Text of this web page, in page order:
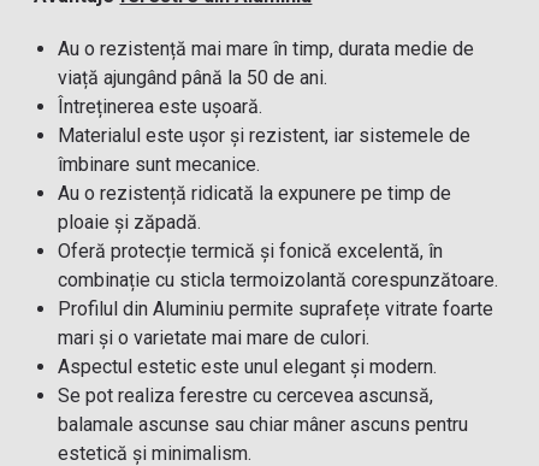
Au o rezistență mai mare în timp, durata medie de
viață ajungând până la 50 de ani.
Întreținerea este ușoară.
Materialul este ușor și rezistent, iar sistemele de
îmbinare sunt mecanice.
Au o rezistență ridicată la expunere pe timp de
ploaie și zăpadă.
Oferă protecție termică și fonică excelentă, în
combinație cu sticla termoizolantă corespunzătoare.
Profilul din Aluminiu permite suprafețe vitrate foarte
mari și o varietate mai mare de culori.
Aspectul estetic este unul elegant și modern.
Se pot realiza ferestre cu cercevea ascunsă,
balamale ascunse sau chiar mâner ascuns pentru
estetică și minimalism.